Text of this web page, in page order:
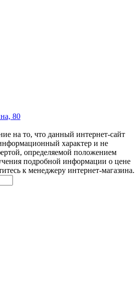
80
на то, что данный интернет-сайт
характер и не
определяемой положением
подробной информации о цене
к менеджеру интернет-магазина.